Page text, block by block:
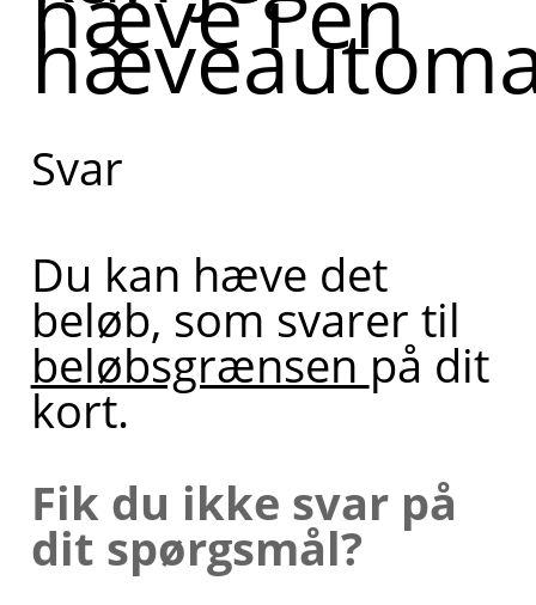
Svar
Du kan hæve det
beløb, som svarer til
beløbsgrænsen på dit
kort.
Fik du ikke svar på
dit spørgsmål?
hæveautomat.
Kan du
du har brug
den
forbindelse?
Hvis du
kan jeg
også